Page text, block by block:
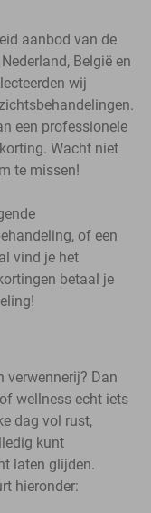
aanbod van de
België en
wij
een professionele
Wacht niet
te missen!
of een
vind je het
betaal je
verwennerij? Dan
wellness echt iets
dag vol rust,
kunt
laten glijden.
hieronder: